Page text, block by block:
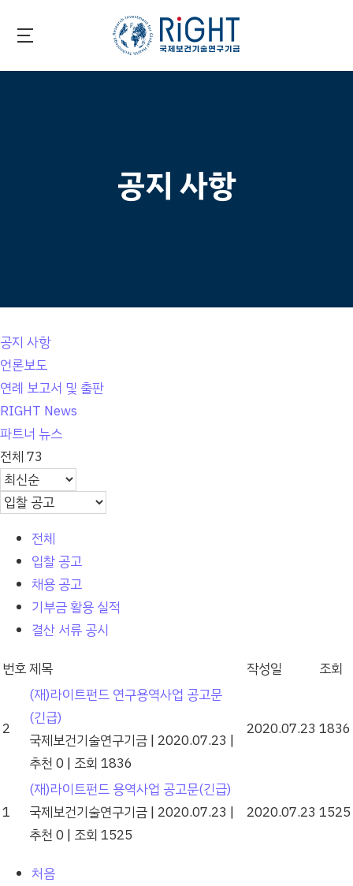
국제보건기술연구기금
공지 사항
공지 사항
언론보도
연례 보고서 및 출판
RIGHT News
파트너 뉴스
전체 73
전체
입찰 공고
채용 공고
기부금 활용 실적
결산 서류 공시
번호제목 작성일 조회
2
(재)라이트펀드 연구용역사업 공고문
(긴급)
국제보건기술연구기금 | 2020.07.23 |
추천 0 | 조회 1836
2020.07.23 1836
1
(재)라이트펀드 용역사업 공고문(긴급)
국제보건기술연구기금 | 2020.07.23 |
추천 0 | 조회 1525
2020.07.23 1525
처음